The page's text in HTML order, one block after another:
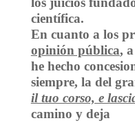
científica.
En cuanto a los
opinión pública,
he hecho
siempre, la del
il tuo corso, e
camino y deja